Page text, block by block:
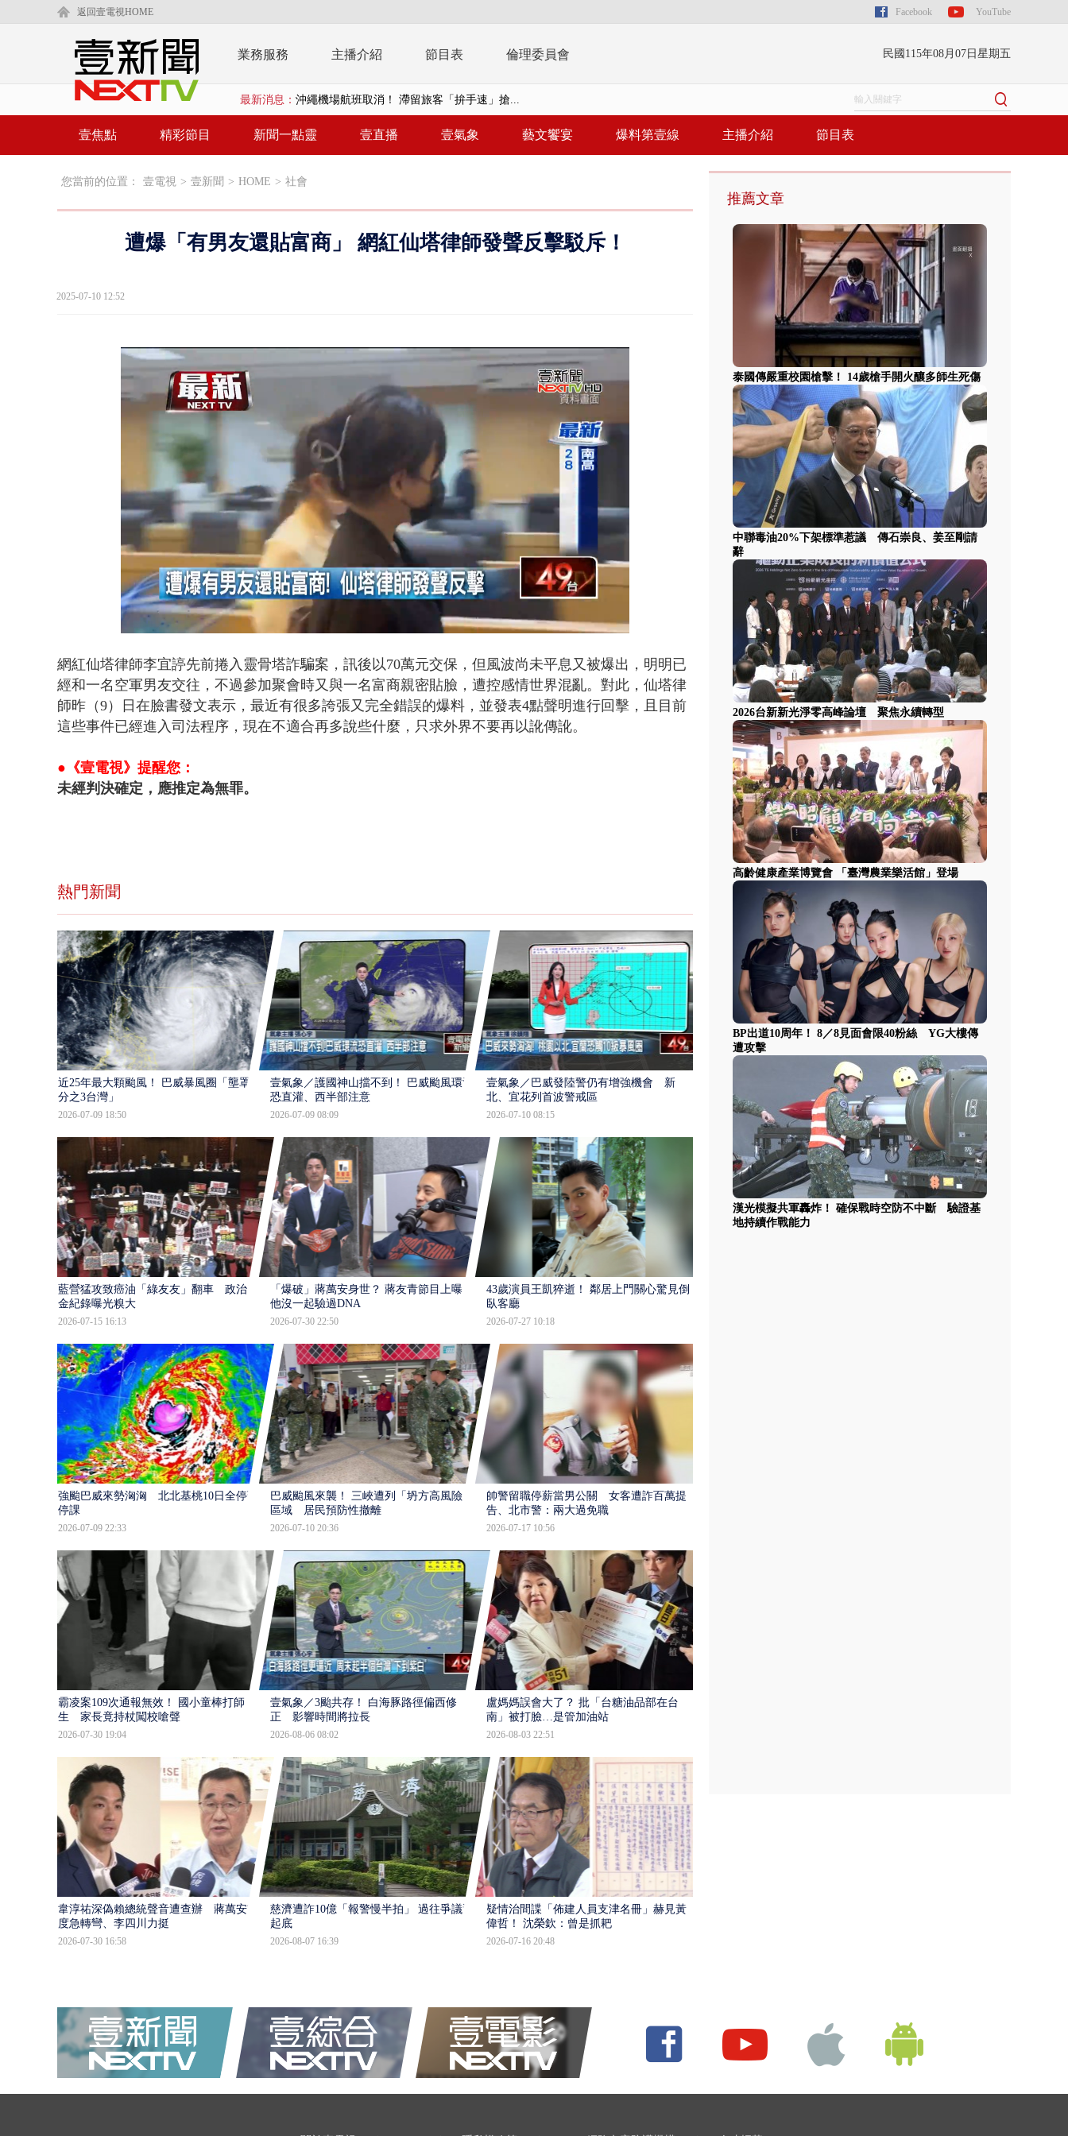
返回壹電視HOME Facebook YouTube
業務服務 主播介紹 節目表 倫理委員會 民國115年08月07日星期五
最新消息： 沖繩機場航班取消！ 滯留旅客「拚手速」搶...
泰國傳嚴重校園槍擊！ 14歲槍手開火釀多師...
父親節限定！ 「一鴨三吃」、「客家攪福」...
白海豚海警！ 雨彈將炸台中以北 不排除明...
壹焦點 精彩節目 新聞一點靈 壹直播 壹氣象 藝文饗宴 爆料第壹線 主播介紹 節目表
您當前的位置： 壹電視 > 壹新聞 > HOME > 社會
遭爆「有男友還貼富商」 網紅仙塔律師發聲反擊駁斥！
2025-07-10 12:52
Unmute
42.98%
網紅仙塔律師李宜諪先前捲入靈骨塔詐騙案， 訊後以70萬元交保 ，但風波尚未平息又被爆出，明明已
經和一名空軍男友交往，不過參加聚會時又與一名富商親密貼臉，遭控感情世界混亂。對此， 仙塔律
師昨（9）日在臉書發文表示，最近有很多誇張又完全錯誤的爆料，並發表4點聲明進行回擊，且 目前
這些事件已經進入司法程序，現在不適合再多說些什麼，只求外界不要再以訛傳訛。
●《壹電視》提醒您：
未經判決確定，應推定為無罪。
熱門新聞
近25年最大顆颱風！ 巴威暴風圈「壟罩4
分之3台灣」
2026-07-09 18:50
壹氣象／護國神山擋不到！ 巴威颱風環流
恐直灌、西半部注意
2026-07-09 08:09
壹氣象／巴威發陸警仍有增強機會 新
北、宜花列首波警戒區
2026-07-10 08:15
藍營猛攻致癌油「綠友友」翻車 政治獻
金紀錄曝光糗大
2026-07-15 16:13
「爆破」蔣萬安身世？ 蔣友青節目上曝：
他沒一起驗過DNA
2026-07-30 22:50
43歲演員王凱猝逝！ 鄰居上門關心驚見倒
臥客廳
2026-07-27 10:18
強颱巴威來勢洶洶 北北基桃10日全停班
停課
2026-07-09 22:33
巴威颱風來襲！ 三峽遭列「坍方高風險」
區域 居民預防性撤離
2026-07-10 20:36
帥警留職停薪當男公關 女客遭詐百萬提
告、北市警：兩大過免職
2026-07-17 10:56
霸凌案109次通報無效！ 國小童棒打師
生 家長竟持杖闖校嗆聲
2026-07-30 19:04
壹氣象／3颱共存！ 白海豚路徑偏西修
正 影響時間將拉長
2026-08-06 08:02
盧媽媽誤會大了？ 批「台糖油品部在台
南」被打臉…是管加油站
2026-08-03 22:51
韋淳祐深偽賴總統聲音遭查辦 蔣萬安態
度急轉彎、李四川力挺
2026-07-30 16:58
慈濟遭詐10億「報警慢半拍」 過往爭議遭
起底
2026-08-07 16:39
疑情治間諜「佈建人員支津名冊」赫見黃
偉哲！ 沈榮欽：曾是抓耙
2026-07-16 20:48
推薦文章
泰國傳嚴重校園槍擊！ 14歲槍手開火釀多師生死傷
中聯毒油20%下架標準惹議 傳石崇良、姜至剛請
辭
2026台新新光淨零高峰論壇 聚焦永續轉型
高齡健康產業博覽會 「臺灣農業樂活館」登場
BP出道10周年！ 8／8見面會限40粉絲 YG大樓傳
遭攻擊
漢光模擬共軍轟炸！ 確保戰時空防不中斷 驗證基
地持續作戰能力